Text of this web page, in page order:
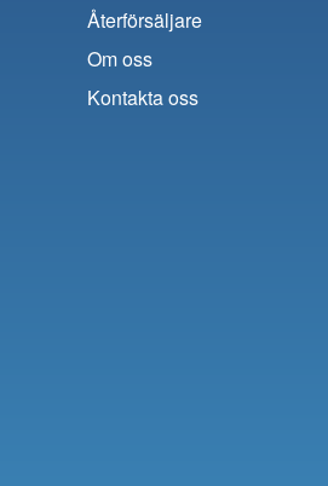
Återförsäljare
Om oss
Kontakta oss